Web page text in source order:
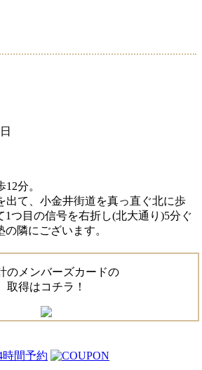
分。
出て、小金井街道を真っ直ぐ北に歩
1つ目の信号を右折し(北大通り)5分ぐ
隣にございます。
のメンバーズカードの
取得はコチラ！